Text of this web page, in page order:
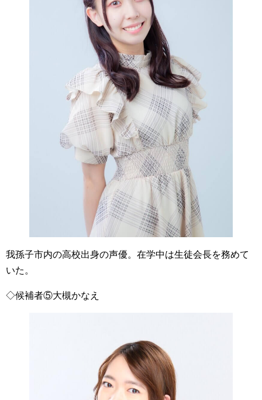
我孫子市内の高校出身の声優。在学中は生徒会長を務めて
いた。
◇候補者⑤大槻かなえ